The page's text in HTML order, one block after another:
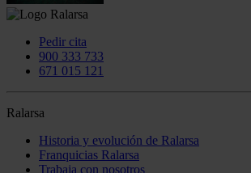
Pedir cita
900 333 733
671 015 121
Ralarsa
Historia y evolución de Ralarsa
Franquicias Ralarsa
Trabaja con nosotros